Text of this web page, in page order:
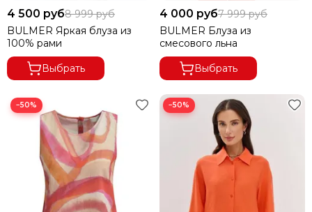
4 500 руб8 999 руб
BULMER Яркая блуза из
100% рами
Выбрать
4 000 руб7 999 руб
BULMER Блуза из
смесового льна
Выбрать
−50% −50%